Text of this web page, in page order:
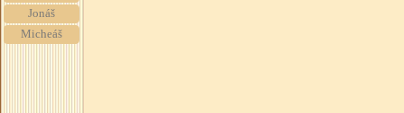
Jonáš
Micheáš